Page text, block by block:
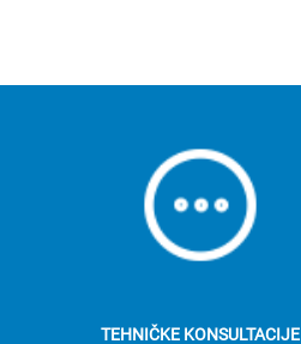
TEHNIČKE KONSULTACIJE